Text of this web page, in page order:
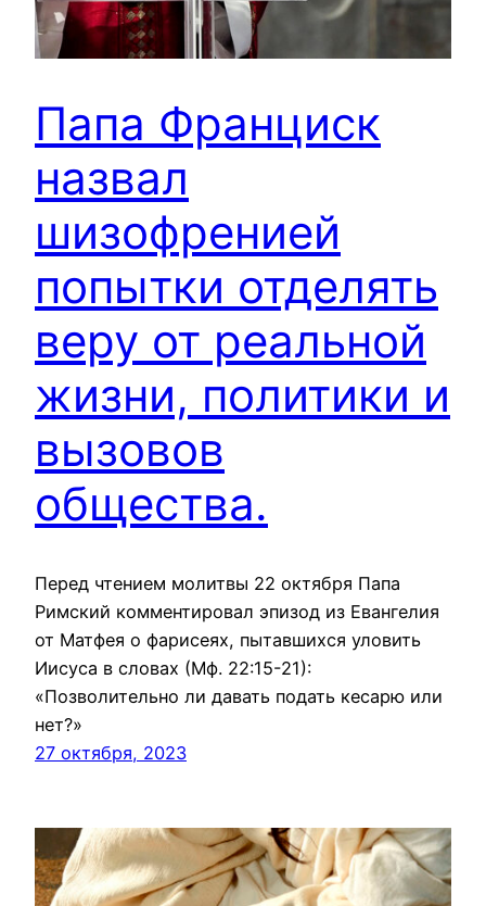
Папа Франциск
назвал
шизофренией
попытки отделять
веру от реальной
жизни, политики и
вызовов
общества.
Перед чтением молитвы 22 октября Папа
Римский комментировал эпизод из Евангелия
от Матфея о фарисеях, пытавшихся уловить
Иисуса в словах (Мф. 22:15-21):
«Позволительно ли давать подать кесарю или
нет?»
27 октября, 2023